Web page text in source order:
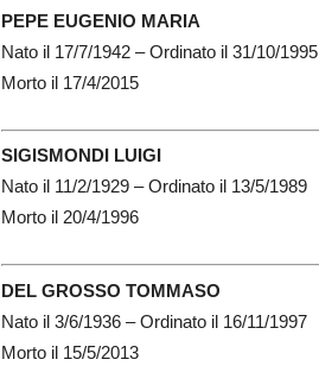
PEPE EUGENIO MARIA
Nato il 17/7/1942 – Ordinato il 31/10/1995
Morto il 17/4/2015
SIGISMONDI LUIGI
Nato il 11/2/1929 – Ordinato il 13/5/1989
Morto il 20/4/1996
DEL GROSSO TOMMASO
Nato il 3/6/1936 – Ordinato il 16/11/1997
Morto il 15/5/2013